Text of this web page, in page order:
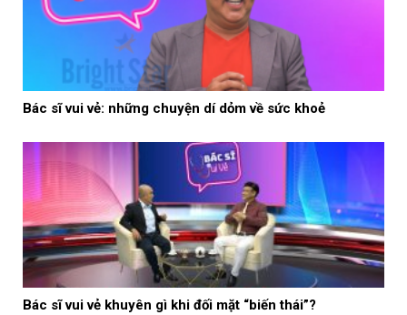
Bác sĩ vui vẻ: những chuyện dí dỏm về sức khoẻ
Bác sĩ vui vẻ khuyên gì khi đối mặt “biến thái”?